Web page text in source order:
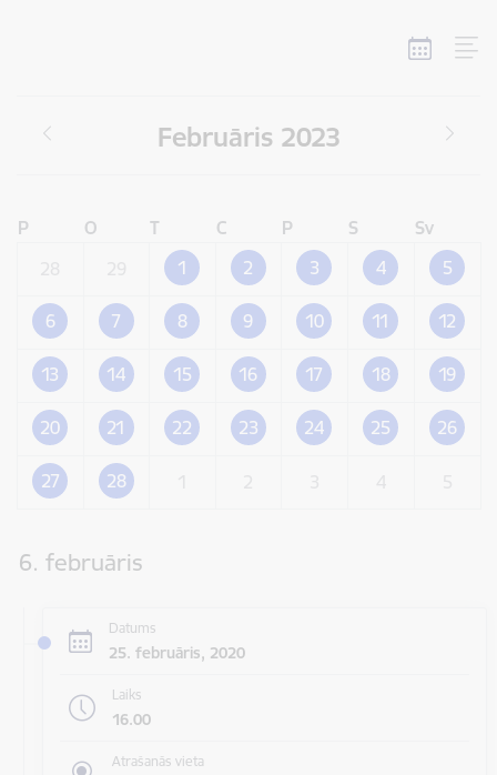
Februāris 2023
P O T C P S
Sv
1 2 3 4 5
6 7 8 9 10 11 12
13 14 15 16 17 18 19
20 21 22 23 24 25 26
27 28
6. februāris
Datums
25. februāris, 2020
Laiks
16.00
Atrašanās vieta